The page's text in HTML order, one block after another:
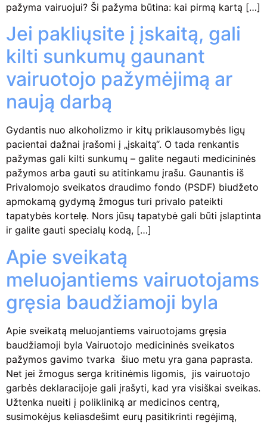
pažyma vairuojui? Ši pažyma būtina: kai pirmą kartą […]
Jei pakliųsite į įskaitą, gali
kilti sunkumų gaunant
vairuotojo pažymėjimą ar
naują darbą
Gydantis nuo alkoholizmo ir kitų priklausomybės ligų
pacientai dažnai įrašomi į „įskaitą“. O tada renkantis
pažymas gali kilti sunkumų – galite negauti medicininės
pažymos arba gauti su atitinkamu įrašu. Gaunantis iš
Privalomojo sveikatos draudimo fondo (PSDF) biudžeto
apmokamą gydymą žmogus turi privalo pateikti
tapatybės kortelę. Nors jūsų tapatybė gali būti įslaptinta
ir galite gauti specialų kodą, […]
Apie sveikatą
meluojantiems vairuotojams
gręsia baudžiamoji byla
Apie sveikatą meluojantiems vairuotojams gręsia
baudžiamoji byla Vairuotojo medicininės sveikatos
pažymos gavimo tvarka šiuo metu yra gana paprasta.
Net jei žmogus serga kritinėmis ligomis, jis vairuotojo
garbės deklaracijoje gali įrašyti, kad yra visiškai sveikas.
Užtenka nueiti į polikliniką ar medicinos centrą,
susimokėjus keliasdešimt eurų pasitikrinti regėjimą,